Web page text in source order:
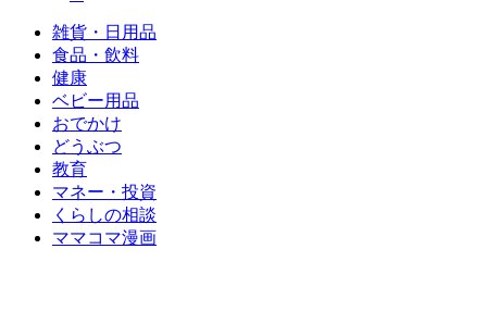
雑貨・日用品
食品・飲料
健康
ベビー用品
おでかけ
どうぶつ
教育
マネー・投資
くらしの相談
ママコマ漫画